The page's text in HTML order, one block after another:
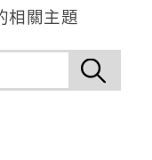
相關主題